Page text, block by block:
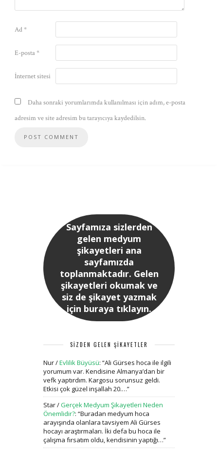
Ad*
E-posta*
İnternet sitesi
Daha sonraki yorumlarımda kullanılması için adım, e-posta
adresim ve site adresim bu tarayıcıya kaydedilsin.
Sayfamıza sizlerden
gelen medyum
şikayetleri ana
sayfamızda
toplanmaktadır. Gelen
şikayetleri okumak ve
siz de şikayet yazmak
için buraya tıklayın.
SİZDEN GELEN ŞİKAYETLER
Nur/Evlilik Büyüsü: “Ali Gürses hoca ile ilgili
yorumum var. Kendisine Almanya’dan bir
vefk yaptırdım. Kargosu sorunsuz geldi.
Etkisi çok güzel inşallah 20.…”
Star/Gerçek Medyum Şikayetleri Neden
Önemlidir?: “Buradan medyum hoca
arayışında olanlara tavsiyem Ali Gürses
hocayı araştırmaları. İki defa bu hoca ile
çalışma fırsatım oldu, kendisinin yaptığı…”